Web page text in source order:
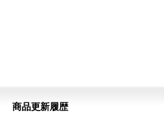
商品更新履歴